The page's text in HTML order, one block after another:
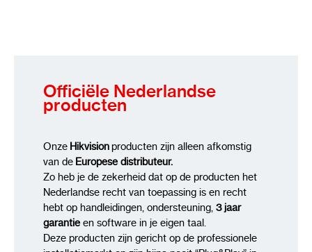
Officiële Nederlandse
producten
Onze Hikvisionproducten zijn alleen afkomstig
van de Europese distributeur.
Zo heb je de zekerheid dat op de producten het
Nederlandse recht van toepassing is en recht
hebt op handleidingen, ondersteuning, 3 jaar
garantieen software in je eigen taal.
Deze producten zijn gericht op de professionele